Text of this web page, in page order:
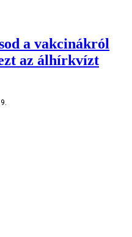
a vakcinákról
az álhírkvízt